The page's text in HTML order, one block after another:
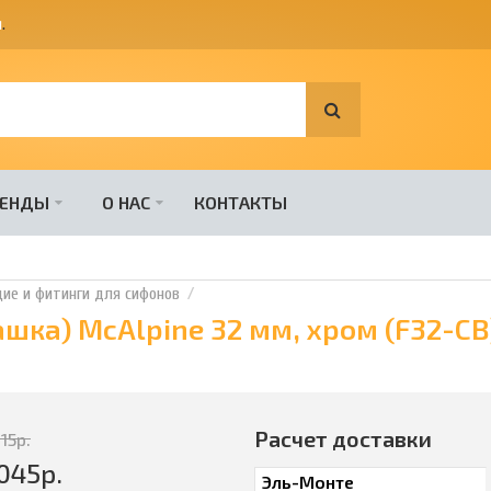
.
О НАС КОНТАКТЫ
и фитинги для сифонов
McAlpine 32 мм, хром (F32-
р.
р.
Расчет доставки